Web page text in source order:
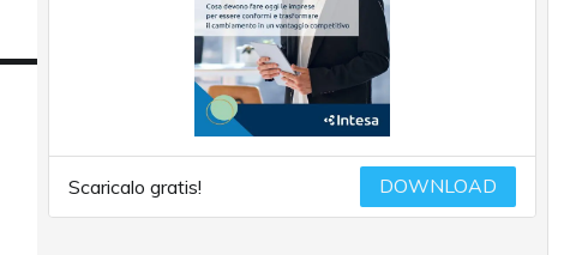
Scaricalo gratis! DOWNLOAD